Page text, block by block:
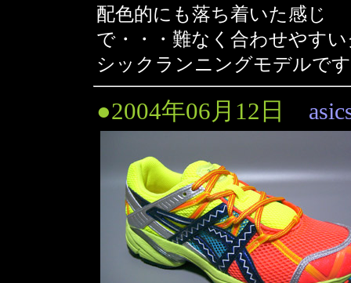
配色的にも落ち着いた感じ
で・・・難なく合わせやす
シックランニングモデルで
●2004年06月12日